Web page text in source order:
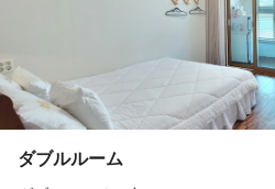
ダブルルーム